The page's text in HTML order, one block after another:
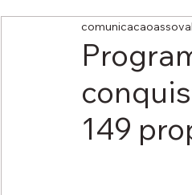
149
comunicacaoassoval